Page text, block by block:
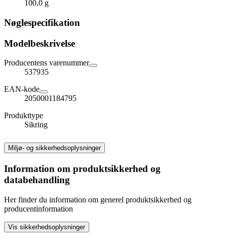
100,0 g
Nøglespecifikation
Modelbeskrivelse
Producentens varenummer
537935
EAN-kode
2050001184795
Produkttype
Sikring
Miljø- og sikkerhedsoplysninger
Information om produktsikkerhed og
databehandling
Her finder du information om generel produktsikkerhed og
producentinformation
Vis sikkerhedsoplysninger